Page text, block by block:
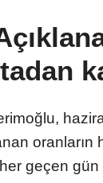
oranların
geçen